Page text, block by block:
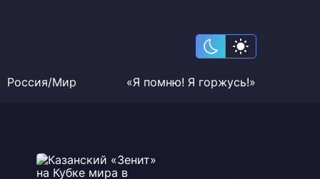
Россия/Мир «Я помню! Я горжусь!»